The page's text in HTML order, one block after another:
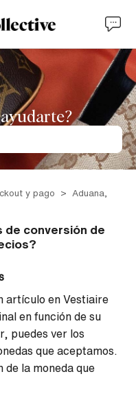
y pago
Aduana,
de conversión de
artículo en Vestiaire
en función de su
puedes ver los
que aceptamos.
de la moneda que